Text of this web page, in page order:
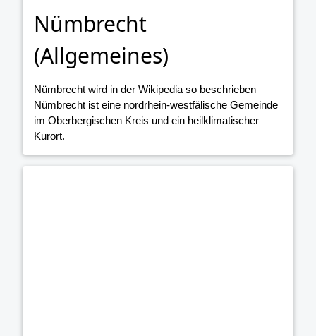
Nümbrecht
(Allgemeines)
Nümbrecht wird in der Wikipedia so beschrieben
Nümbrecht ist eine nordrhein-westfälische Gemeinde
im Oberbergischen Kreis und ein heilklimatischer
Kurort.